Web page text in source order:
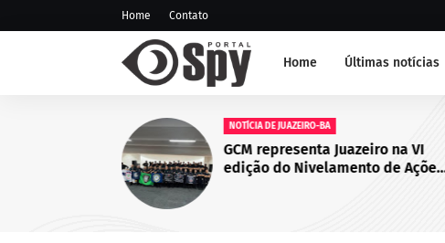
Home Contato
Home Últimas notícias
NOTÍCIA DE JUAZEIRO-BA
GCM representa Juazeiro na VI
edição do Nivelamento de Ações